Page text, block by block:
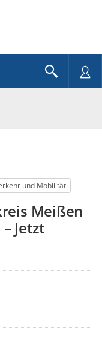
und Mobilität
Meißen
Jetzt